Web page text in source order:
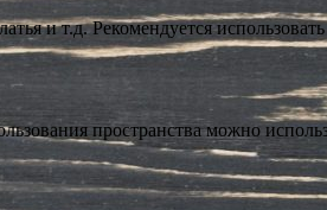
и т.д. Рекомендуется
пространства можно